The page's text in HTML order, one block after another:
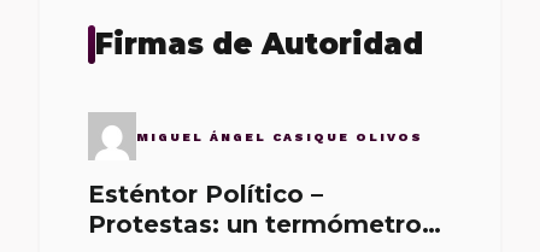
Firmas de Autoridad
MIGUEL ÁNGEL CASIQUE OLIVOS
Esténtor Político –
Protestas: un termómetro